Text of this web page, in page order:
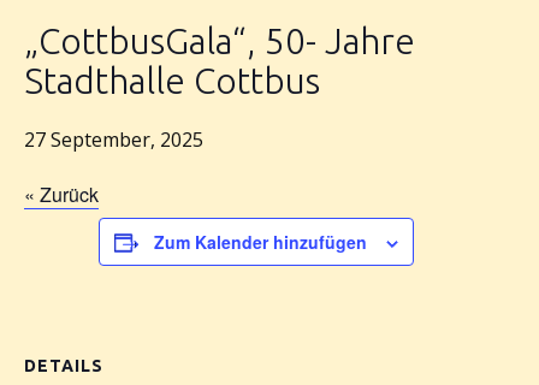
„CottbusGala“, 50- Jahre
Stadthalle Cottbus
27 September, 2025
« Zurück
Zum Kalender hinzufügen
DETAILS